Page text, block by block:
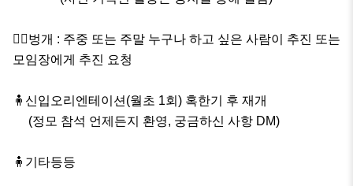
🧍‍♀️벙개 : 주중 또는 주말 누구나 하고 싶은 사람이 추진 또는
모임장에게 추진 요청
🧍신입오리엔테이션(월초 1회) 혹한기 후 재개
🧍기타등등